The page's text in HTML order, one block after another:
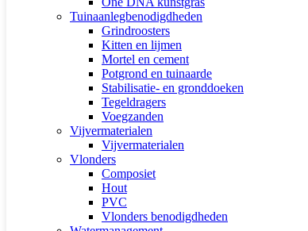
Tuinaanlegbenodigdheden
Grindroosters
Kitten en lijmen
Mortel en cement
Potgrond en tuinaarde
Stabilisatie- en gronddoeken
Tegeldragers
Voegzanden
Vijvermaterialen
Vijvermaterialen
Vlonders
Composiet
Hout
PVC
Vlonders benodigdheden